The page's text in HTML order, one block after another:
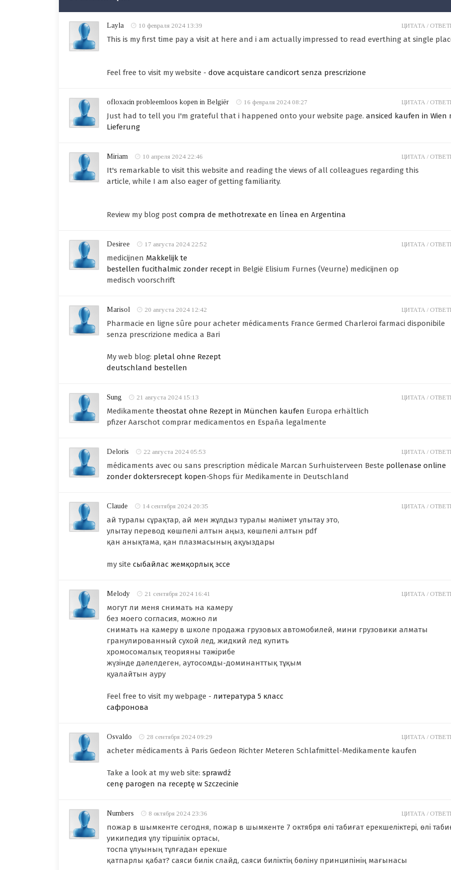
Layla 10 февраля 2024 13:39
This is my first time pay a visit at here and i am actually impressed to read everthing at single
Feel free to visit my website - dove acquistare candicort senza prescrizione
ЦИТАТА /
ofloxacin probleemloos kopen in Belgiër 16 февраля 2024 08:27
Just had to tell you I'm grateful that i happened onto your website page. ansiced kaufen in Wien
Lieferung
ЦИТАТА /
Miriam 10 апреля 2024 22:46
It's remarkable to visit this website and reading the views of all colleagues regarding this
article, while I am also eager of getting familiarity.
Review my blog post compra de methotrexate en línea en Argentina
ЦИТАТА /
Desiree 17 августа 2024 22:52
medicijnen Makkelijk te
bestellen fucithalmic zonder recept in België Elisium Furnes (Veurne) medicijnen op
medisch voorschrift
ЦИТАТА /
Marisol 20 августа 2024 12:42
Pharmacie en ligne sûre pour acheter médicaments France Germed Charleroi farmaci disponibile
senza prescrizione medica a Bari
My web blog: pletal ohne Rezept
deutschland bestellen
ЦИТАТА /
Sung 21 августа 2024 15:13
Medikamente theostat ohne Rezept in München kaufen Europa erhältlich
pfizer Aarschot comprar medicamentos en España legalmente
ЦИТАТА /
Deloris 22 августа 2024 05:53
médicaments avec ou sans prescription médicale Marcan Surhuisterveen Beste pollenase online
zonder doktersrecept kopen-Shops für Medikamente in Deutschland
ЦИТАТА /
Claude 14 сентября 2024 20:35
ай туралы сұрақтар, ай мен жұлдыз туралы мәлімет улытау это,
улытау перевод көшпелі алтын аңыз, көшпелі алтын pdf
қан анықтама, қан плазмасының ақуыздары
my site сыбайлас жемқорлық эссе
ЦИТАТА /
Melody 21 сентября 2024 16:41
могут ли меня снимать на камеру
без моего согласия, можно ли
снимать на камеру в школе продажа грузовых автомобилей, мини грузовики алматы
гранулированный сухой лед, жидкий лед купить
хромосомалық теорияны тәжірибе
жүзінде дәлелдеген, аутосомды-доминанттық тұқым
қуалайтын ауру
Feel free to visit my webpage - литература 5 класс
сафронова
ЦИТАТА /
Osvaldo 28 сентября 2024 09:29
acheter médicaments à Paris Gedeon Richter Meteren Schlafmittel-Medikamente kaufen
Take a look at my web site: sprawdź
cenę parogen na receptę w Szczecinie
ЦИТАТА /
Numbers 8 октября 2024 23:36
пожар в шымкенте сегодня, пожар в шымкенте 7 октября өлі табиғат ерекшеліктері, өлі
уикипедия ұлу тіршілік ортасы,
тоспа ұлуының тұлғадан ерекше
қатпарлы қабат? саяси билік слайд, саяси биліктің бөліну принципінің мағынасы
ЦИТАТА /